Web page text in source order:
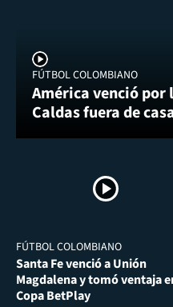
FÚTBOL COLOMBIANO
América venció por
Caldas fuera de
FÚTBOL COLOMBIANO
Santa Fe venció a Unión
Magdalena y tomó ventaja
Copa BetPlay